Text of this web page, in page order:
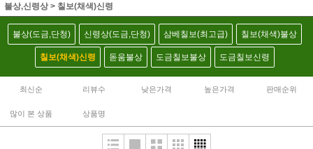
불상,신령상> 칠보(채색)신령
불상(도금,단청) 신령상(도금,단청) 삼베칠보(최고급) 칠보(채색)불상
칠보(채색)신령 돋움불상 도금칠보불상 도금칠보신령
최신순 리뷰수 낮은가격 높은가격 판매순위
많이 본 상품 상품명